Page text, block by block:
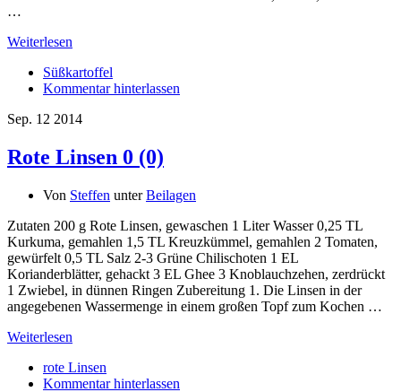
…
Weiterlesen
Süßkartoffel
Kommentar hinterlassen
Sep. 12 2014
Rote Linsen 0 (0)
Von Steffen unterBeilagen
Zutaten 200 g Rote Linsen, gewaschen 1 Liter Wasser 0,25 TL
Kurkuma, gemahlen 1,5 TL Kreuzkümmel, gemahlen 2 Tomaten,
gewürfelt 0,5 TL Salz 2-3 Grüne Chilischoten 1 EL
Korianderblätter, gehackt 3 EL Ghee 3 Knoblauchzehen, zerdrückt
1 Zwiebel, in dünnen Ringen Zubereitung 1. Die Linsen in der
angegebenen Wassermenge in einem großen Topf zum Kochen …
Weiterlesen
rote Linsen
Kommentar hinterlassen